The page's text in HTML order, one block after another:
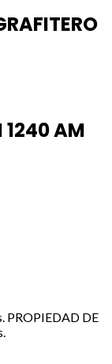
1240 AM
PROPIEDAD DE